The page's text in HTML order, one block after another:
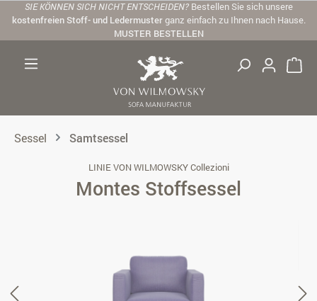
Zum Hauptinhalt springen
SIE KÖNNEN SICH NICHT ENTSCHEIDEN? Bestellen Sie sich unsere
kostenfreien Stoff- und Ledermusterganz einfach zu Ihnen nach Hause.
MUSTER BESTELLEN
Sessel Samtsessel
LINIE VON WILMOWSKY Collezioni
Montes Stoffsessel